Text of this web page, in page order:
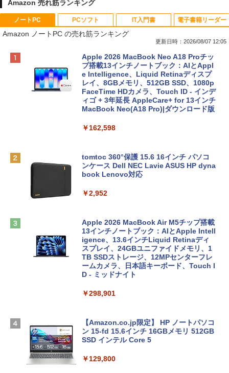
Amazon 売れ筋ランキング
ノートPC
Amazon ノートPC の売れ筋ランキング
更新日時：2026/08/07 12:05
Apple 2026 MacBook Neo A18 Proチッ
プ搭載13インチノートブック：AIとAppl
e Intelligence、Liquid Retinaディスプ
レイ、8GBメモリ、512GB SSD、1080p
FaceTime HDカメラ、Touch ID - インデ
ィゴ + 3年延長 AppleCare+ for 13インチ
MacBook Neo(A18 Pro)|ダウンロード版
￥162,598
tomtoc 360°保護 15.6 16インチ パソコ
ンケース Dell NEC Lavie ASUS HP dyna
book Lenovo対応
￥2,952
Apple 2026 MacBook Air M5チップ搭載
13インチノートブック：AIとApple Intell
igence、13.6インチLiquid Retinaディ
スプレイ、24GBユニファイドメモリ、1
TB SSDストレージ、12MPセンターフレ
ームカメラ、日本語キーボード、Touch I
D - ミッドナイト
￥298,901
【Amazon.co.jp限定】 HP ノートパソコ
ン 15-fd 15.6インチ 16GBメモリ 512GB
SSD インテル Core 5
￥129,800
PCソフト IT入門書 電子書籍リーダー